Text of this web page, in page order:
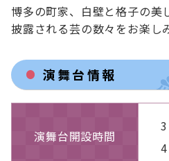
博多の町家、白壁と格子の美
披露される芸の数々をお楽し
演舞台情報
演舞台開設時間